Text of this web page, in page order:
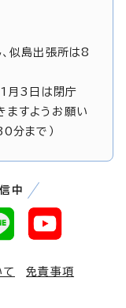
似島出張所は8
月3日は閉庁
ますようお願い
分まで）
中
免責事項